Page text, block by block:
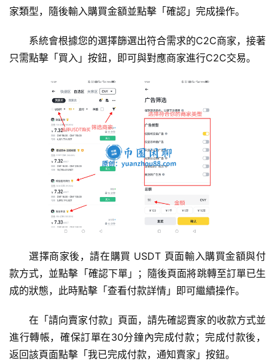
家類型，隨後輸入購買金額並點擊「確認」完成操作。
系統會根據您的選擇篩選出符合需求的C2C商家，接著
只需點擊「買入」按鈕，即可與對應商家進行C2C交易。
選擇商家後，請在購買 USDT 頁面輸入購買金額與付
款方式，並點擊「確認下單」；隨後頁面將跳轉至訂單已生
成的狀態，此時點擊「查看付款詳情」即可繼續操作。
在「請向賣家付款」頁面，請先確認賣家的收款方式並
進行轉帳，確保訂單在30分鐘內完成付款；完成付款後，
返回該頁面點擊「我已完成付款，通知賣家」按鈕。